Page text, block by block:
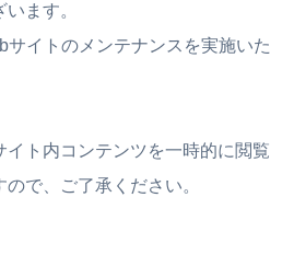
ます。
サイトのメンテナンスを実施いた
イト内コンテンツを一時的に閲覧
で、ご了承ください。